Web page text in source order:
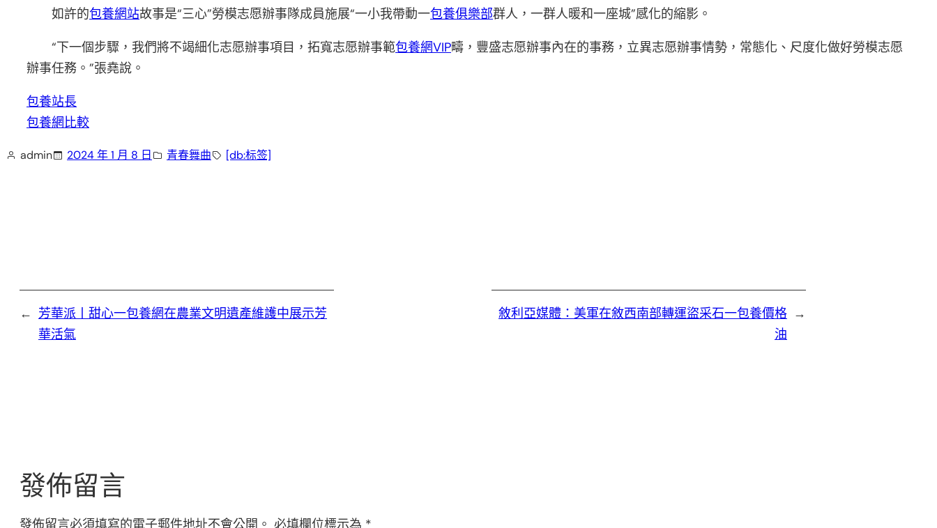
如許的包養網站故事是“三心”勞模志愿辦事隊成員施展“一小我帶動一包養俱樂部群人，一群人暖和一座城”感化的縮影。
“下一個步驟，我們將不竭細化志愿辦事項目，拓寬志愿辦事範包養網VIP疇，豐盛志愿辦事內在的事務，立異志愿辦事情勢，常態化、尺度化做好勞模志愿
辦事任務。”張堯說。
包養站長
包養網比較
admin 2024 年 1 月 8 日 青春舞曲 [db:标签]
← 芳華派丨甜心一包養網在農業文明遺產維護中展示芳
華活氣
→
敘利亞媒體：美軍在敘西南部轉運盜采石一包養價格
油
發佈留言
發佈留言必須填寫的電子郵件地址不會公開。 必填欄位標示為 *